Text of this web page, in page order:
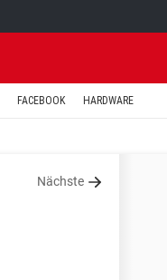
FACEBOOK HARDWARE
Nächste